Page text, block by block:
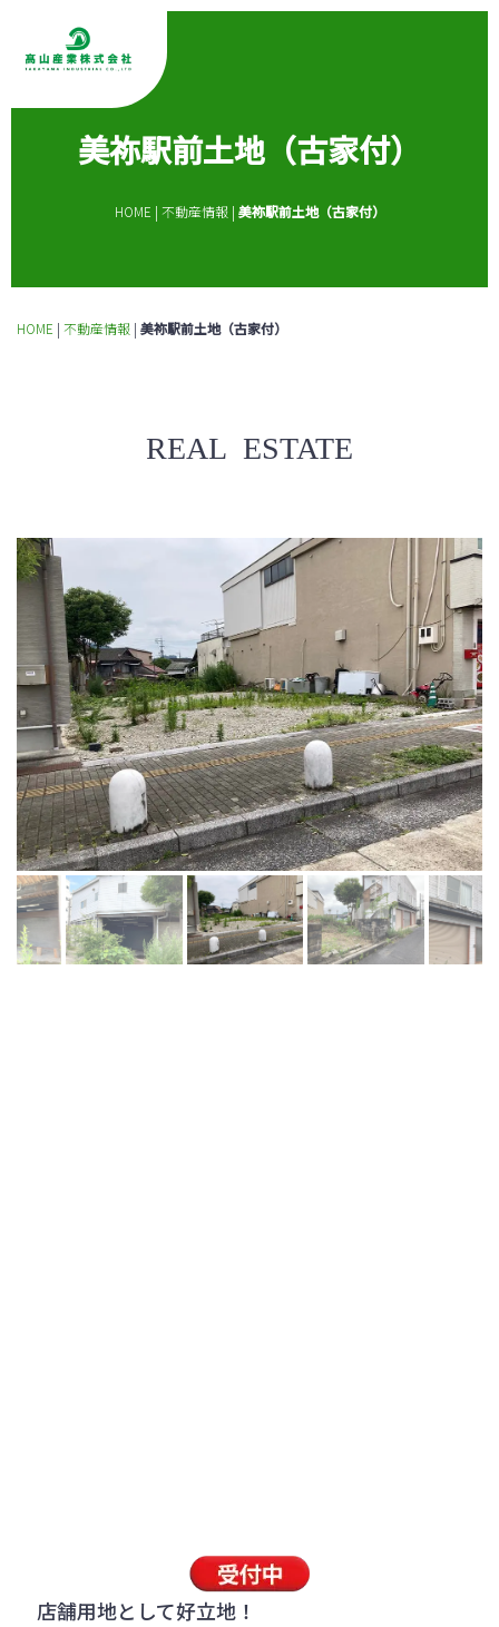
美祢駅前土地（古家付）
HOME | 不動産情報| 美祢駅前土地（古家付）
HOME | 不動産情報 | 美祢駅前土地（古家付）
REAL ESTATE
店舗用地として好立地！